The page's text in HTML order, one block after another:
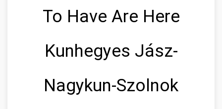
To Have Are Here
Kunhegyes Jász-
Nagykun-Szolnok